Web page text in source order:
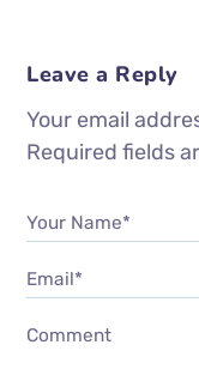
Leave a Reply
Your email
Required fields
Your Name*
Email*
Comment